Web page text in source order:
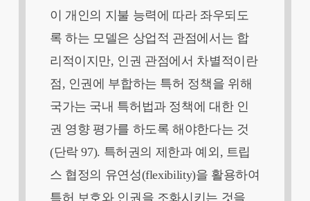
이 개인의 지불 능력에 따라 좌우되도
록 하는 모델은 상업적 관점에서는 합
리적이지만, 인권 관점에서 차별적이란
점, 인권에 부합하는 특허 정책을 위해
국가는 국내 특허법과 정책에 대한 인
권 영향 평가를 하도록 해야한다는 것
(단락 97). 특허권의 제한과 예외, 트립
스 협정의 유연성(flexibility)을 활용하여
특허 보호와 인권을 조화시키는 것을